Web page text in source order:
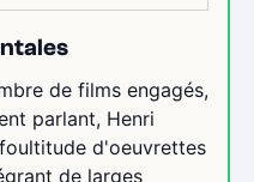
de films engagés,
parlant, Henri
d'oeuvrettes
de larges